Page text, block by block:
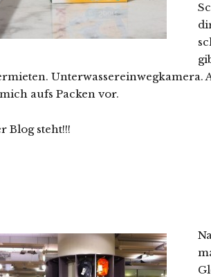
Unterwassereinwegkamera.
aufs Packen vor.
Blog steht!!!